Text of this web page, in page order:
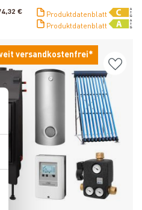
€
Produktdatenblatt
Produktdatenblatt
versandkostenfrei*